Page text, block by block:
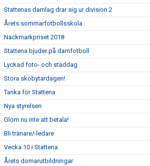
Stattenas damlag drar sig ur division 2
Årets sommarfotbollsskola
Näckmarkpriset 2018
Stattena bjuder på damfotboll
Lyckad foto- och städdag
Stora skobytardagen!
Tanka för Stattena
Nya styrelsen
Glöm nu inte att betala!
Bli tränare/-ledare
Vecka 10 i Stattena
Årets domarutbildningar